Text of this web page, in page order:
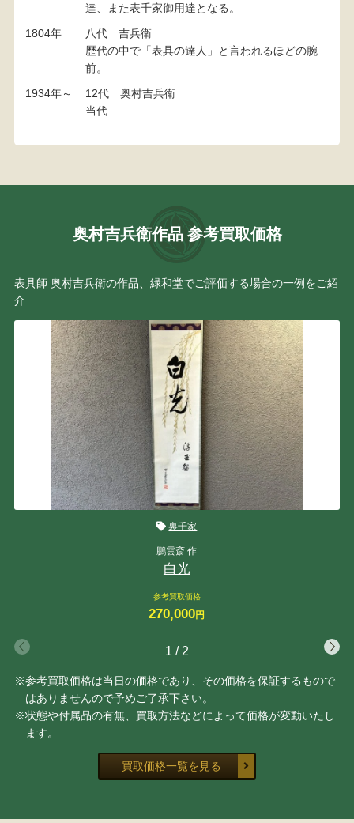
達、また表千家御用達となる。
1804年
八代 吉兵衛
歴代の中で「表具の達人」と言われるほどの腕
前。
1934年～
12代 奥村吉兵衛
当代
奥村吉兵衛作品 参考買取価格
表具師 奥村吉兵衛の作品、緑和堂でご評価する場合の一例をご紹
介
裏千家
鵬雲斎 作
白光
参考買取価格
270,000円
1 / 2
※参考買取価格は当日の価格であり、その価格を保証するもので
はありませんので予めご了承下さい。
※状態や付属品の有無、買取方法などによって価格が変動いたし
ます。
買取価格一覧を見る